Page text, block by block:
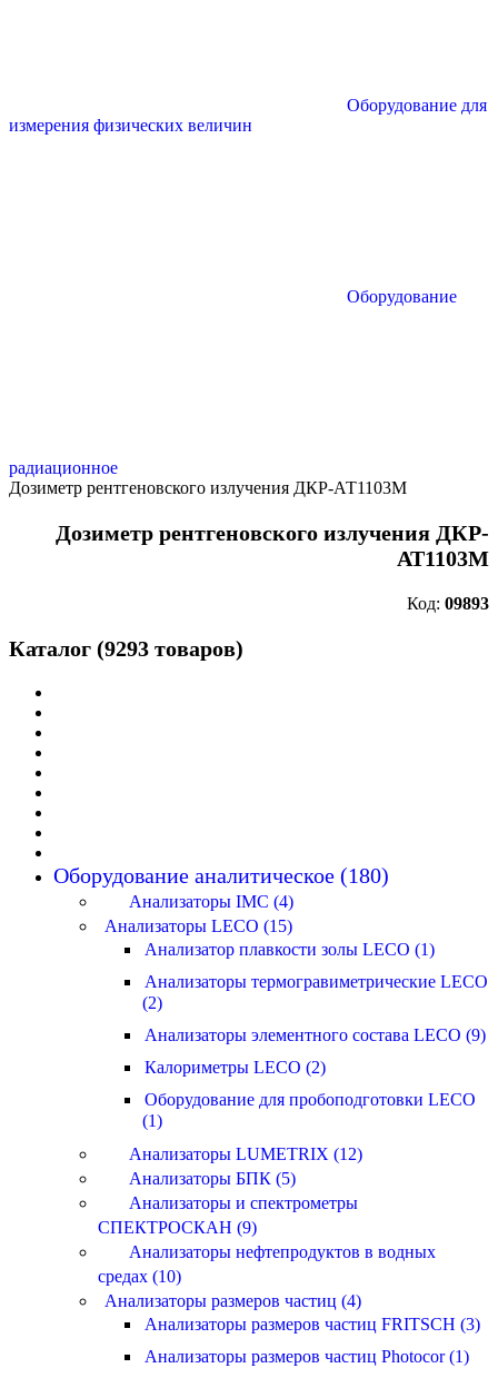
Оборудование для
измерения физических величин
Оборудование
радиационное
Дозиметр рентгеновского излучения ДКР-АТ1103М
Дозиметр рентгеновского излучения ДКР-
АТ1103М
Код: 09893
Каталог (9293 товаров)
Оборудование аналитическое (180)
Анализаторы IMC (4)
Анализаторы LECO (15)
Анализатор плавкости золы LECO (1)
Анализаторы термогравиметрические LECO
(2)
Анализаторы элементного состава LECO (9)
Калориметры LECO (2)
Оборудование для пробоподготовки LECO
(1)
Анализаторы LUMETRIX (12)
Анализаторы БПК (5)
Анализаторы и спектрометры
СПЕКТРОСКАН (9)
Анализаторы нефтепродуктов в водных
средах (10)
Анализаторы размеров частиц (4)
Анализаторы размеров частиц FRITSCH (3)
Анализаторы размеров частиц Photocor (1)